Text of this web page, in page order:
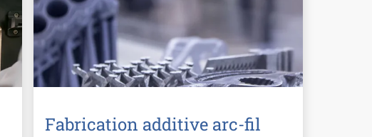
Fabrication additive arc-fil